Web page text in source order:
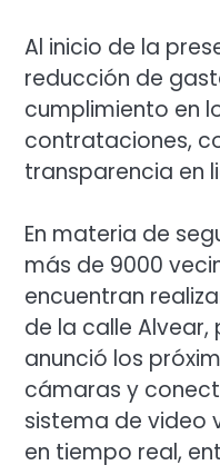
Al inicio de la
reducción de
cumplimiento en
contrataciones,
transparencia en
En materia de
más de 9000
encuentran
de la calle
anunció los
cámaras y
sistema de video
en tiempo real,